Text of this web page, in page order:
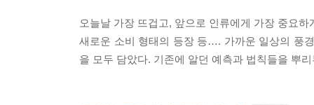
오늘날 가장 뜨겁고, 앞으로 인류에게 가장 중요
새로운 소비 형태의 등장 등…. 가까운 일상의 풍
을 모두 담았다. 기존에 알던 예측과 법칙들을 뿌